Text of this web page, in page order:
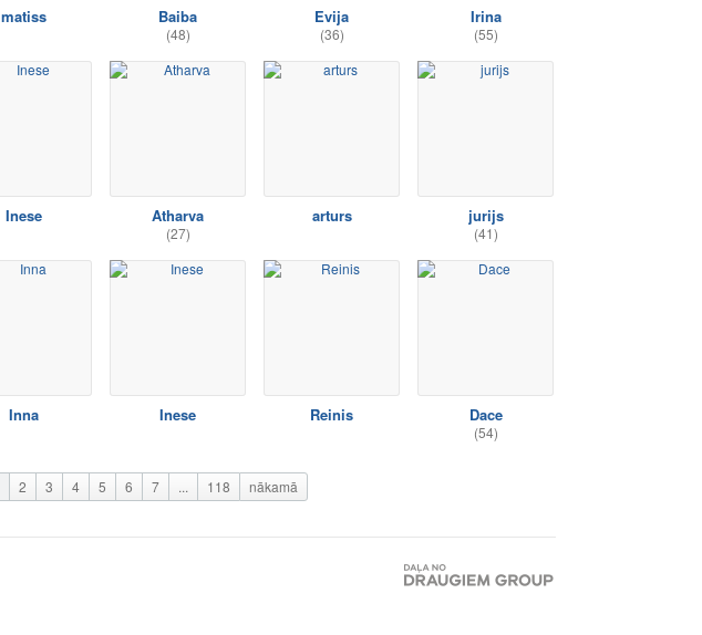
matiss Baiba
(48)
Evija
(36)
Irina
(55)
Inese Atharva
(27)
arturs jurijs
(41)
Inna Inese Reinis Dace
(54)
2 3 4 5 6 7 ... 118 nākamā